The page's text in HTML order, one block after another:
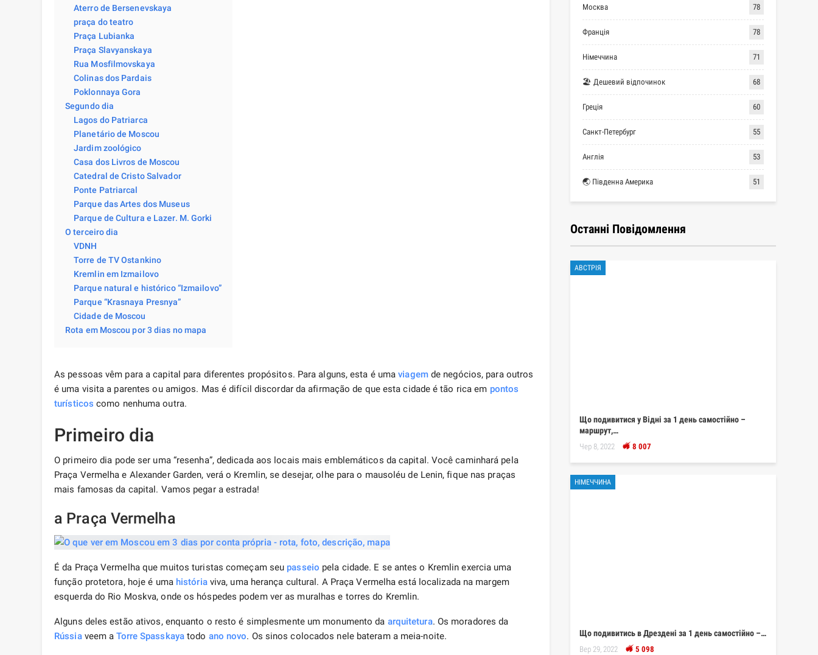
Aterro de Bersenevskaya
praça do teatro
Praça Lubianka
Praça Slavyanskaya
Rua Mosfilmovskaya
Colinas dos Pardais
Poklonnaya Gora
Segundo dia
Lagos do Patriarca
Planetário de Moscou
Jardim zoológico
Casa dos Livros de Moscou
Catedral de Cristo Salvador
Ponte Patriarcal
Parque das Artes dos Museus
Parque de Cultura e Lazer. M. Gorki
O terceiro dia
VDNH
Torre de TV Ostankino
Kremlin em Izmailovo
Parque natural e histórico “Izmailovo”
Parque “Krasnaya Presnya”
Cidade de Moscou
Rota em Moscou por 3 dias no mapa
As pessoas vêm para a capital para diferentes propósitos. Para alguns, esta é umaviagemde negócios, para outros
é uma visita a parentes ou amigos. Mas é difícil discordar da afirmação de que esta cidade é tão rica em pontos
turísticos como nenhuma outra.
Primeiro dia
O primeiro dia pode ser uma “resenha”, dedicada aos locais mais emblemáticos da capital. Você caminhará pela
Praça Vermelha e Alexander Garden, verá o Kremlin, se desejar, olhe para o mausoléu de Lenin, fique nas praças
mais famosas da capital. Vamos pegar a estrada!
a Praça Vermelha
É da Praça Vermelha que muitos turistas começam seu passeio pela cidade. E se antes o Kremlin exercia uma
função protetora, hoje é uma históriaviva, uma herança cultural. A Praça Vermelha está localizada na margem
esquerda do Rio Moskva, onde os hóspedes podem ver as muralhas e torres do Kremlin.
Alguns deles estão ativos, enquanto o resto é simplesmente um monumento da arquitetura. Os moradores da
Rússiaveem aTorre Spasskayatodo ano novo. Os sinos colocados nele bateram a meia-noite.
Москва 78
Франція 78
Німеччина 71
🏖 Дешевий відпочинок 68
Греція 60
Санкт-Петербург 55
Англія 53
🌏 Південна Америка 51
Останні Повідомлення
АВСТРІЯ
Що подивитися у Відні за 1 день самостійно –
маршрут,…
Чер 8, 2022 8 007
НІМЕЧЧИНА
Що подивитись в Дрездені за 1 день самостійно –…
Вер 29, 2022 5 098